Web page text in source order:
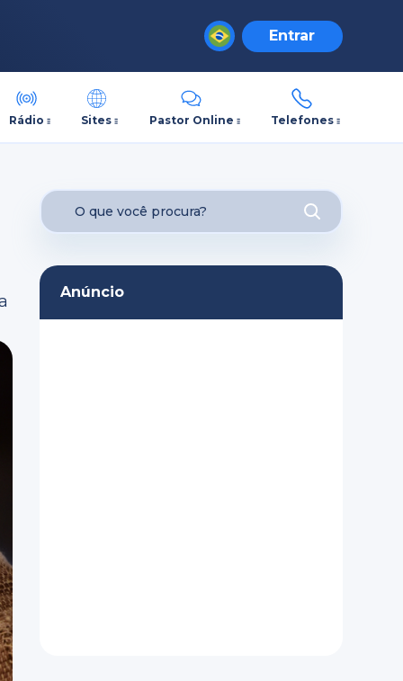
Entrar
Rádio Sites Pastor Online Telefones
Anúncio